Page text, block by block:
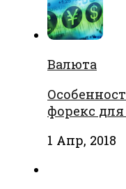
Валюта
форекс
1 Апр, 2018